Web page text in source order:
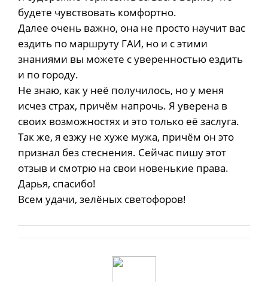
будете чувствовать комфортно.
Далее очень важно, она не просто научит вас
ездить по маршруту ГАИ, но и с этими
знаниями вы можете с уверенностью ездить
и по городу.
Не знаю, как у неё получилось, но у меня
исчез страх, причём напрочь. Я уверена в
своих возможностях и это только её заслуга.
Так же, я езжу не хуже мужа, причём он это
признал без стеснения. Сейчас пишу этот
отзыв и смотрю на свои новенькие права.
Дарья, спасибо!
Всем удачи, зелёных светофоров!